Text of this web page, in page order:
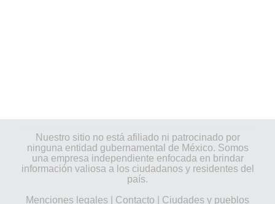
Nuestro sitio no está afiliado ni patrocinado por
ninguna entidad gubernamental de México. Somos
una empresa independiente enfocada en brindar
información valiosa a los ciudadanos y residentes del
país.
Menciones legales
Contacto Ciudades y pueblos